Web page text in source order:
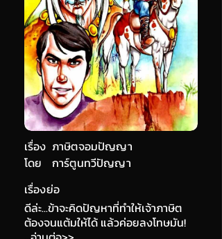
เรื่อง ภาษิตจอมปัญญา
การ์ตูนทวีปัญญา
โดย
เรื่องย่อ
ดีล่ะ...ข้าจะคิดปัญหาที่ทำให้เจ้าภาษิต
ต้องจนแต้มให้ได้ แล้วค่อยลงโทษมัน!